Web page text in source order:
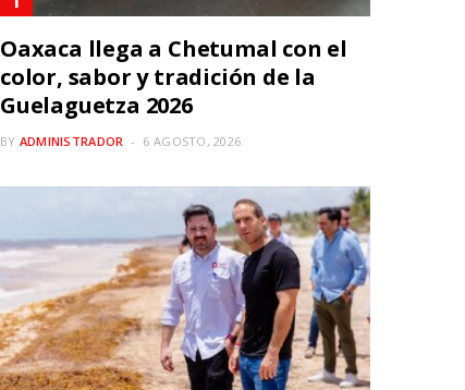
Oaxaca llega a Chetumal con el
color, sabor y tradición de la
Guelaguetza 2026
BY ADMINISTRADOR 6 AGOSTO, 2026